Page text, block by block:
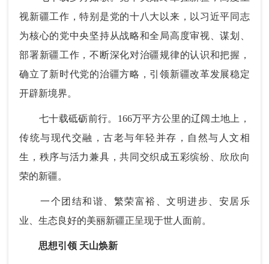
视新疆工作，特别是党的十八大以来，以习近平同志
为核心的党中央坚持从战略和全局高度审视、谋划、
部署新疆工作，不断深化对治疆规律的认识和把握，
确立了新时代党的治疆方略，引领新疆改革发展稳定
开辟新境界。
七十载砥砺前行。166万平方公里的辽阔土地上，
传统与现代交融，古老与年轻并存，自然与人文相
生，秩序与活力兼具，共同交织成五彩缤纷、欣欣向
荣的新疆。
一个团结和谐、繁荣富裕、文明进步、安居乐
业、生态良好的美丽新疆正呈现于世人面前。
思想引领 天山焕新